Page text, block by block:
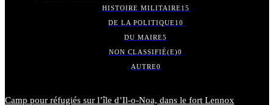
HISTOIRE MILITAIRE15
DE LA POLITIQUE10
DU MAIRE5
NON CLASSIFIÉ(E)0
AUTRE0
Camp pour réfugiés sur l’île d’Il-o-Noa, dans le fort Lennox